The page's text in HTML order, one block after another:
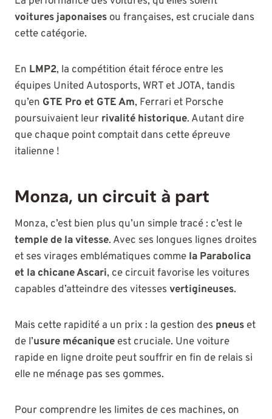
voitures japonaises ou françaises, est cruciale dans
cette catégorie.
En LMP2, la compétition était féroce entre les
équipes United Autosports, WRT et JOTA, tandis
qu’en GTE Pro et GTE Am, Ferrari et Porsche
poursuivaient leur rivalité historique. Autant dire
que chaque point comptait dans cette épreuve
italienne !
Monza, un circuit à part
Monza, c’est bien plus qu’un simple tracé : c’est le
temple de la vitesse. Avec ses longues lignes droites
et ses virages emblématiques comme la Parabolica
et la chicane Ascari, ce circuit favorise les voitures
capables d’atteindre des vitesses vertigineuses.
Mais cette rapidité a un prix : la gestion des pneus et
de l’usure mécanique est cruciale. Une voiture
rapide en ligne droite peut souffrir en fin de relais si
elle ne ménage pas ses gommes.
Pour comprendre les limites de ces machines, on